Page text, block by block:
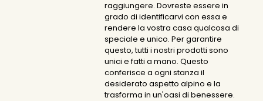
raggiungere. Dovreste essere in
grado di identificarvi con essa e
rendere la vostra casa qualcosa di
speciale e unico. Per garantire
questo, tutti i nostri prodotti sono
unici e fatti a mano. Questo
conferisce a ogni stanza il
desiderato aspetto alpino e la
trasforma in un'oasi di benessere.